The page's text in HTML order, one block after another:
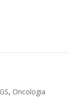
, Oncologia